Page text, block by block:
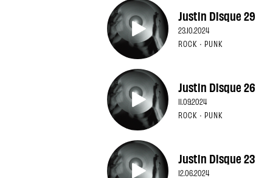
Justin Disque 29
23.10.2024
ROCK · PUNK
Justin Disque 26
11.09.2024
ROCK · PUNK
Justin Disque 23
12.06.2024